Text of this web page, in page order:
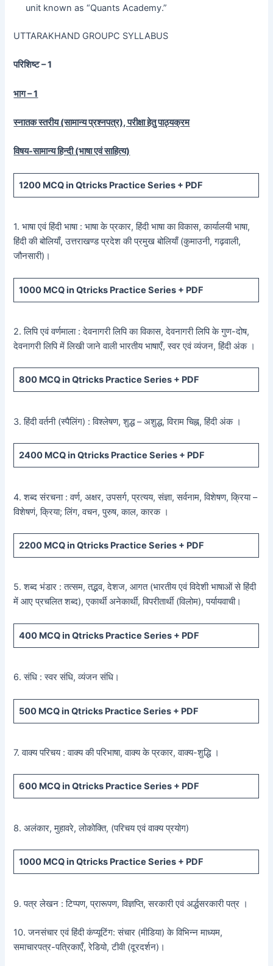
unit known as “Quants Academy.”
UTTARAKHAND GROUPC SYLLABUS
परिशिष्ट – 1
भाग – 1
स्नातक स्तरीय (सामान्य प्रश्नपत्र), परीक्षा हेतु पाठ्यक्रम
विषय-सामान्य हिन्दी (भाषा एवं साहित्य)
1200 MCQ in Qtricks Practice Series + PDF
1. भाषा एवं हिंदी भाषा : भाषा के प्रकार, हिंदी भाषा का विकास, कार्यालयी भाषा,
हिंदी की बोलियाँ, उत्तराखण्ड प्रदेश की प्रमुख बोलियाँ (कुमाउनी, गढ़वाली,
जौनसारी)।
1000 MCQ in Qtricks Practice Series + PDF
2. लिपि एवं वर्णमाला : देवनागरी लिपि का विकास, देवनागरी लिपि के गुण-दोष,
देवनागरी लिपि में लिखी जाने वाली भारतीय भाषाएँ, स्वर एवं व्यंजन, हिंदी अंक ।
800 MCQ in Qtricks Practice Series + PDF
3. हिंदी वर्तनी (स्पैलिंग) : विश्लेषण, शुद्ध – अशुद्ध, विराम चिह्न, हिंदी अंक ।
2400 MCQ in Qtricks Practice Series + PDF
4. शब्द संरचना : वर्ण, अक्षर, उपसर्ग, प्रत्यय, संज्ञा, सर्वनाम, विशेषण, क्रिया –
विशेषणं, क्रिया; लिंग, वचन, पुरुष, काल, कारक ।
2200 MCQ in Qtricks Practice Series + PDF
5. शब्द भंडार : तत्सम, तद्भव, देशज, आगत (भारतीय एवं विदेशी भाषाओं से हिंदी
में आए प्रचलित शब्द), एकार्थी अनेकार्थी, विपरीतार्थी (विलोम), पर्यायवाची।
400 MCQ in Qtricks Practice Series + PDF
6. संधि : स्वर संधि, व्यंजन संधि।
500 MCQ in Qtricks Practice Series + PDF
7. वाक्य परिचय : वाक्य की परिभाषा, वाक्य के प्रकार, वाक्य-शुद्धि ।
600 MCQ in Qtricks Practice Series + PDF
8. अलंकार, मुहावरे, लोकोक्ति, (परिचय एवं वाक्य प्रयोग)
1000 MCQin Qtricks Practice Series + PDF
9. पत्र लेखन : टिप्पण, प्रारूपण, विज्ञप्ति, सरकारी एवं अर्द्धसरकारी पत्र ।
10. जनसंचार एवं हिंदी कंप्यूटिंग: संचार (मीडिया) के विभिन्न माध्यम,
समाचारपत्र-पत्रिकाएँ, रेडियो, टीवी (दूरदर्शन)।